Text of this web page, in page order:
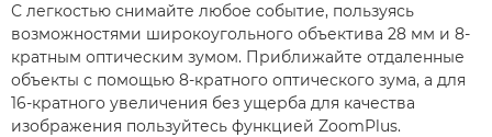
С легкостью снимайте любое событие, пользуясь
возможностями широкоугольного объектива 28 мм и 8-
кратным оптическим зумом. Приближайте отдаленные
объекты с помощью 8-кратного оптического зума, а для
16-кратного увеличения без ущерба для качества
изображения пользуйтесь функцией ZoomPlus.